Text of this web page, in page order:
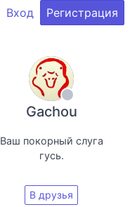
Вход Регистрация
Gachou
Ваш покорный слуга
гусь.
В друзья